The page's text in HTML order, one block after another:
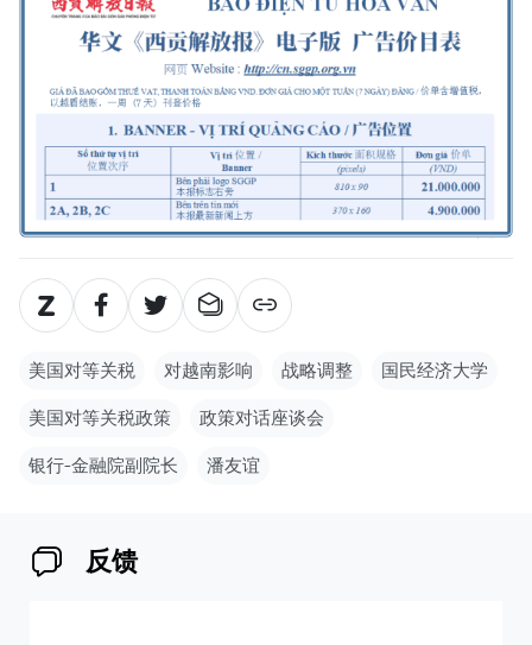
美国对等关税 对越南影响 战略调整 国民经济大学
美国对等关税政策 政策对话座谈会
银行-金融院副院长 潘友谊
反馈